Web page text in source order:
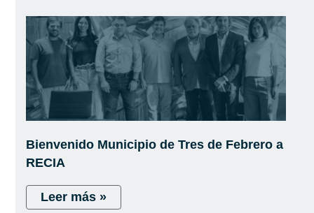
Bienvenido Municipio de Tres de Febrero a
RECIA
Leer más »